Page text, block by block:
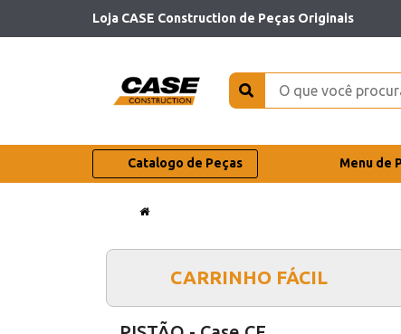
Loja CASE Construction de Peças Originais
Catalogo de Peças Menu de
CARRINHO FÁCIL